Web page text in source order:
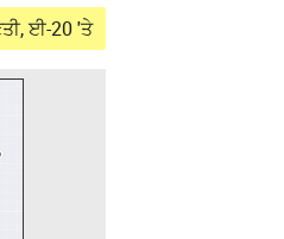
ਰਿਸਰਚ ਰਿਪੋਰਟ ਹੈ ਤਾਂ ਜਨਤਕ ਕਰੇ